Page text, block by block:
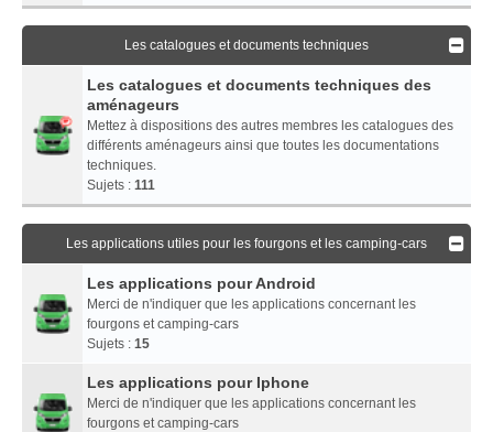
Les catalogues et documents techniques
Les catalogues et documents techniques des
aménageurs
Mettez à dispositions des autres membres les catalogues des
différents aménageurs ainsi que toutes les documentations
techniques.
Sujets : 111
Les applications utiles pour les fourgons et les camping-cars
Les applications pour Android
Merci de n'indiquer que les applications concernant les
fourgons et camping-cars
Sujets : 15
Les applications pour Iphone
Merci de n'indiquer que les applications concernant les
fourgons et camping-cars